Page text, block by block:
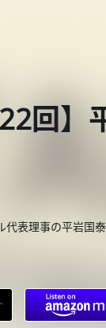
回】
表理事の平岩国泰